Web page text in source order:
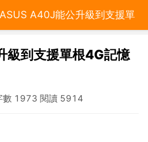
A40J能公升級到支援單
到支援單根4G記憶
1973 閱讀 5914